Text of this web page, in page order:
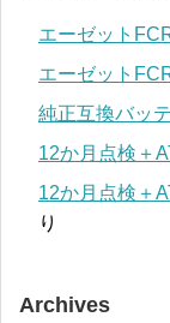
エーゼット
エーゼット
純正互換バッ
12か月点検＋
12か月点検＋
り
Archives